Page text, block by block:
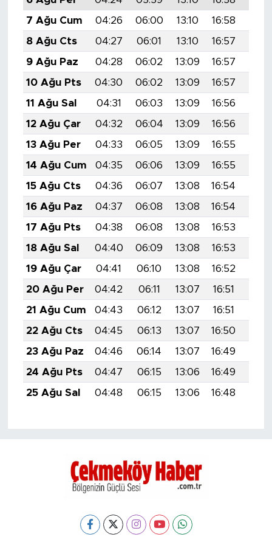
7 Ağu Cum
04:26 06:00 13:10 16:58
8 Ağu Cts
04:27 06:01 13:10 16:57
9 Ağu Paz
04:28 06:02 13:09 16:57
10 Ağu Pts
04:30 06:02 13:09 16:57
11 Ağu Sal
04:31 06:03 13:09 16:56
12 Ağu Çar
04:32 06:04 13:09 16:56
13 Ağu Per
04:33 06:05 13:09 16:55
14 Ağu Cum
04:35 06:06 13:09 16:55
15 Ağu Cts
04:36 06:07 13:08 16:54
16 Ağu Paz
04:37 06:08 13:08 16:54
17 Ağu Pts
04:38 06:08 13:08 16:53
18 Ağu Sal
04:40 06:09 13:08 16:53
19 Ağu Çar
04:41 06:10 13:08 16:52
20 Ağu Per
04:42 06:11 13:07 16:51
21 Ağu Cum
04:43 06:12 13:07 16:51
22 Ağu Cts
04:45 06:13 13:07 16:50
23 Ağu Paz
04:46 06:14 13:07 16:49
24 Ağu Pts
04:47 06:15 13:06 16:49
25 Ağu Sal
04:48 06:15 13:06 16:48